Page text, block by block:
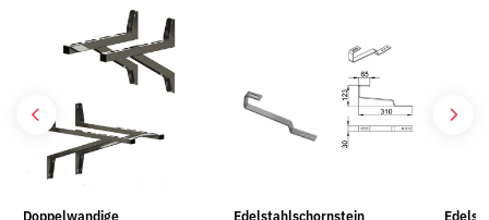
Doppelwandige
Edelstahlschornstein